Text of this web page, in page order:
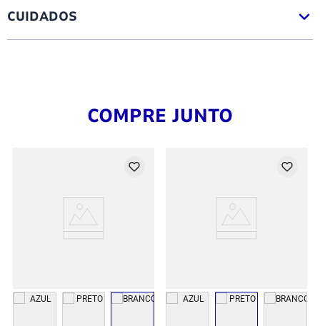
CUIDADOS
COMPRE JUNTO
G GG 2GG/3G